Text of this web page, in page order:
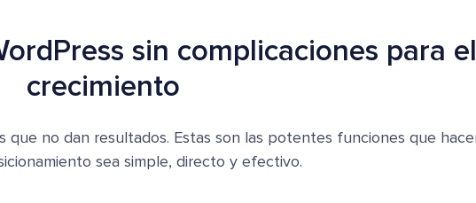
sin complicaciones para el
crecimiento
que no dan resultados. Estas son las potentes funciones que
sea simple, directo y efectivo.